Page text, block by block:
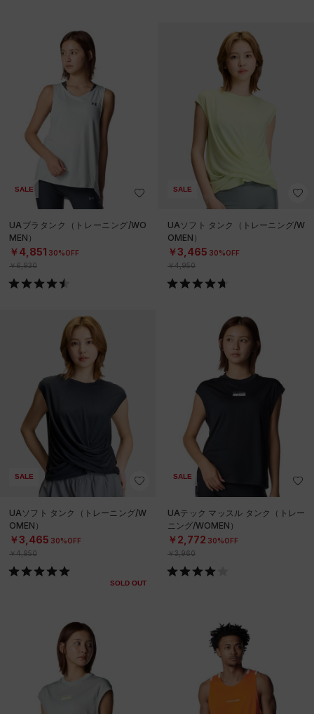
SALE
UAブラタンク（トレーニング/WO
MEN）
￥4,851 30%OFF
￥6,930
SALE
UAソフト タンク（トレーニング/W
OMEN）
￥3,465 30%OFF
￥4,950
SALE
UAソフト タンク（トレーニング/W
OMEN）
￥3,465 30%OFF
￥4,950
SOLD OUT
SALE
UAテック マッスル タンク（トレー
ニング/WOMEN）
￥2,772 30%OFF
￥3,960